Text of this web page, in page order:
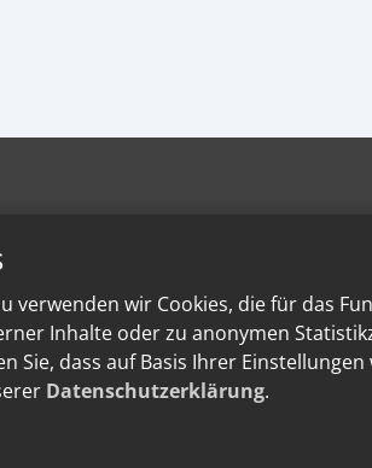
wir Cookies, die für das
Inhalte oder zu anonymen
Sie, dass auf Basis Ihrer
Datenschutzerklärung.